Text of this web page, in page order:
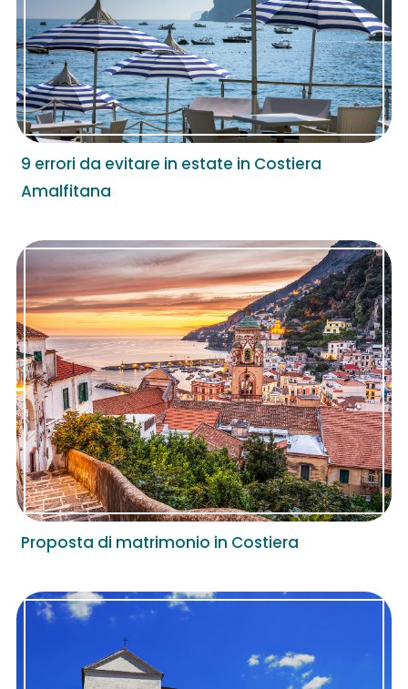
9 errori da evitare in estate in Costiera
Amalfitana
Proposta di matrimonio in Costiera